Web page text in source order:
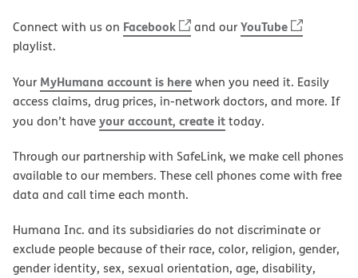
Connect with us on Facebook and ourYouTube
playlist.
Your MyHumana account is herewhen you need it. Easily
access claims, drug prices, in-network doctors, and more. If
you don’t haveyour account, create ittoday.
Through our partnership with SafeLink, we make cell phones
available to our members. These cell phones come with free
data and call time each month.
Humana Inc. and its subsidiaries do not discriminate or
exclude people because of their race, color, religion, gender,
gender identity, sex, sexual orientation, age, disability,